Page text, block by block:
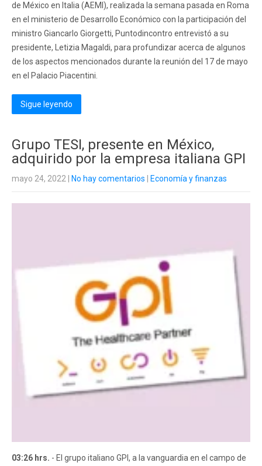
de México en Italia (AEMI), realizada la semana pasada en Roma
en el ministerio de Desarrollo Económico con la participación del
ministro Giancarlo Giorgetti, Puntodincontro entrevistó a su
presidente, Letizia Magaldi, para profundizar acerca de algunos
de los aspectos mencionados durante la reunión del 17 de mayo
en el Palacio Piacentini.
Sigue leyendo
Grupo TESI, presente en México,
adquirido por la empresa italiana GPI
mayo 24, 2022 No hay comentarios Economía y finanzas
03:26 hrs. - El grupo italiano GPI, a la vanguardia en el campo de